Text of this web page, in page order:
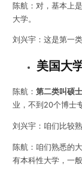
陈航：对，基本上
大学。
刘兴宇：这是第一
美国大
陈航： 第二类叫硕
业，不到20个博士
刘兴宇：咱们比较
陈航：咱们熟悉的
有本科性大学，一般